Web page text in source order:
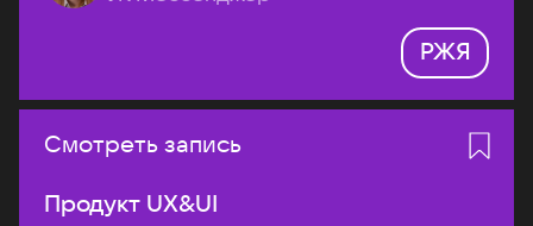
РЖЯ
Смотреть запись
Продукт UX&UI